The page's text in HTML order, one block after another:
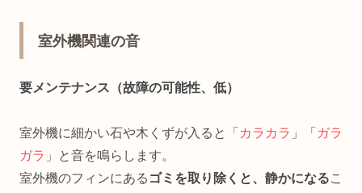
室外機関連の音
要メンテナンス（故障の可能性、低）
室外機に細かい石や木くずが入ると「 カラカラ 」「 ガラ
ガラ 」と音を鳴らします。
室外機のフィンにある ゴミを取り除くと、静かになるこ